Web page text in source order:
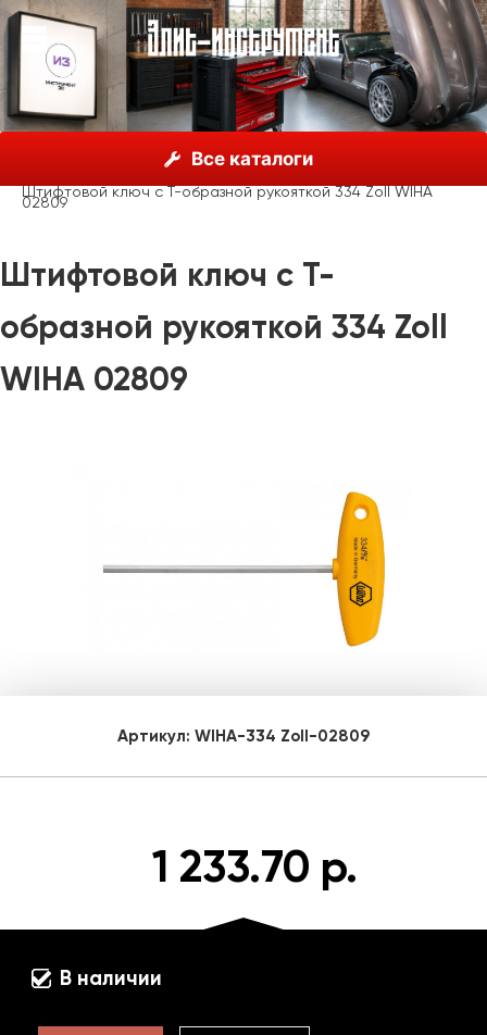
Все каталоги
Инструмент Wiha, Германия
Шестигранные ключи
Т-образная рукоятка Wiha
Штифтовой ключ с Т-образной рукояткой 334 Zoll WIHA
02809
Штифтовой ключ с Т-
образной рукояткой 334 Zoll
WIHA 02809
Артикул: WIHA-334 Zoll-02809
1 233.70 р.
В наличии